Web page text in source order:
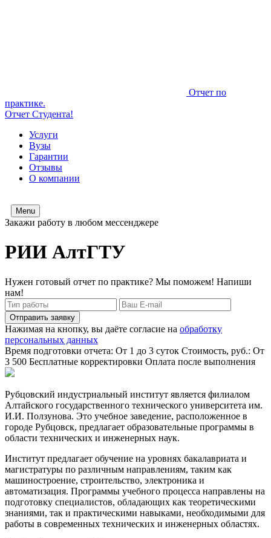
Отчет по
практике.
Отчет Студента!
Услуги
Вузы
Гарантии
Отзывы
О компании
Menu
Закажи работу в любом мессенджере
РИИ АлтГТУ
Нужен готовый отчет по практике? Мы поможем! Напиши
нам!
Отправить заявку
Нажимая на кнопку, вы даёте согласие на обработку
персональных данных
Время подготовки отчета: От 1 до 3 суток Стоимость, руб.: От
3 500 Бесплатные корректировки Оплата после выполнения
Рубцовский индустриальный институт является филиалом
Алтайского государственного технического университета им.
И.И. Ползунова. Это учебное заведение, расположенное в
городе Рубцовск, предлагает образовательные программы в
области технических и инженерных наук.
Институт предлагает обучение на уровнях бакалавриата и
магистратуры по различным направлениям, таким как
машиностроение, строительство, электроника и
автоматизация. Программы учебного процесса направлены на
подготовку специалистов, обладающих как теоретическими
знаниями, так и практическими навыками, необходимыми для
работы в современных технических и инженерных областях.